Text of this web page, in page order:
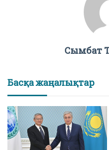
Сымбат
Басқа жаңалықтар